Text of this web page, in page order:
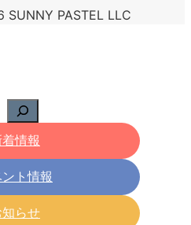
PASTEL LLC
情報
ト情報
知らせ